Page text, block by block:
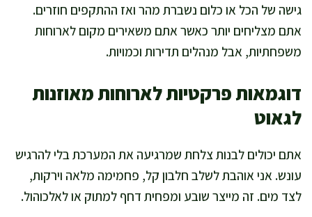
גישה של הכל או כלום נשברת מהר ואז ההתקפים חוזרים.
אתם מצליחים יותר כאשר אתם משאירים מקום לארוחות
משפחתיות, אבל מנהלים תדירות וכמויות.
דוגמאות פרקטיות לארוחות מאוזנות
לגאוט
אתם יכולים לבנות צלחת שמרגיעה את המערכת בלי להרגיש
עונש. אני אוהבת לשלב חלבון קל, פחמימה מלאה וירקות,
לצד מים. זה מייצר שובע ומפחית דחף למתוק או לאלכוהול.